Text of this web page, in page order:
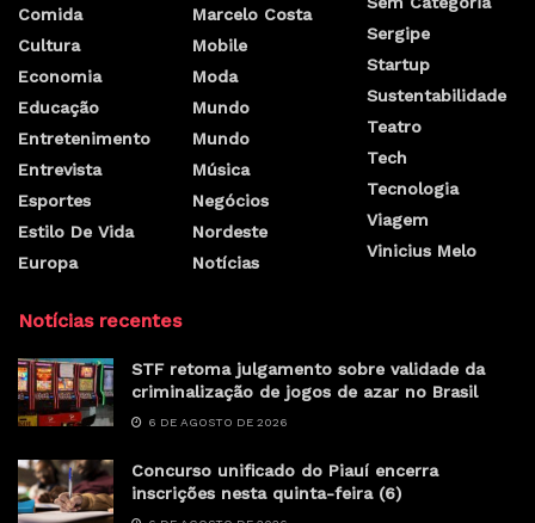
Comida
Cultura
Economia
Educação
Entretenimento
Entrevista
Esportes
Estilo De Vida
Europa
Marcelo Costa
Mobile
Moda
Mundo
Mundo
Música
Negócios
Nordeste
Notícias
Sergipe
Startup
Sustentabilidade
Teatro
Tech
Tecnologia
Viagem
Vinicius Melo
Notícias recentes
STF retoma julgamento sobre validade da
criminalização de jogos de azar no Brasil
6 DE AGOSTO DE 2026
Concurso unificado do Piauí encerra
inscrições nesta quinta-feira (6)